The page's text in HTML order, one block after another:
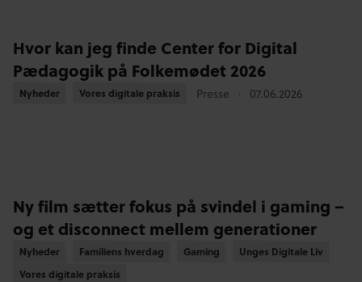
Hvor kan jeg finde Center for Digital
Pædagogik på Folkemødet 2026
Nyheder
Nyheder Vores digitale praksis
Vores digitale praksis Presse 07.06.2026
Ny film sætter fokus på svindel i gaming –
og et disconnect mellem generationer
Nyheder
Nyheder Familiens hverdag
Familiens hverdag Gaming
Gaming Unges Digitale Liv
Unges Digitale Liv
Vores digitale praksis
Vores digitale praksis